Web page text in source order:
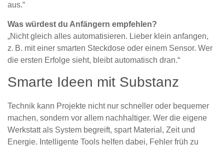
aus.“
Was würdest du Anfängern empfehlen?
„Nicht gleich alles automatisieren. Lieber klein anfangen,
z. B. mit einer smarten Steckdose oder einem Sensor. Wer
die ersten Erfolge sieht, bleibt automatisch dran.“
Smarte Ideen mit Substanz
Technik kann Projekte nicht nur schneller oder bequemer
machen, sondern vor allem nachhaltiger. Wer die eigene
Werkstatt als System begreift, spart Material, Zeit und
Energie. Intelligente Tools helfen dabei, Fehler früh zu